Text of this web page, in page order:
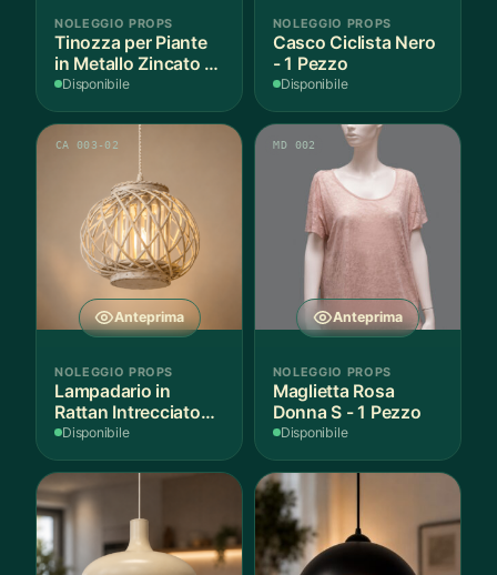
NOLEGGIO PROPS
Tinozza per Piante
in Metallo Zincato -
1 Pezzo
Disponibile
NOLEGGIO PROPS
Casco Ciclista Nero
- 1 Pezzo
Disponibile
Anteprima
CA 003-02
NOLEGGIO PROPS
Lampadario in
Rattan Intrecciato
Bianco
Disponibile
Anteprima
MD 002
NOLEGGIO PROPS
Maglietta Rosa
Donna S - 1 Pezzo
Disponibile